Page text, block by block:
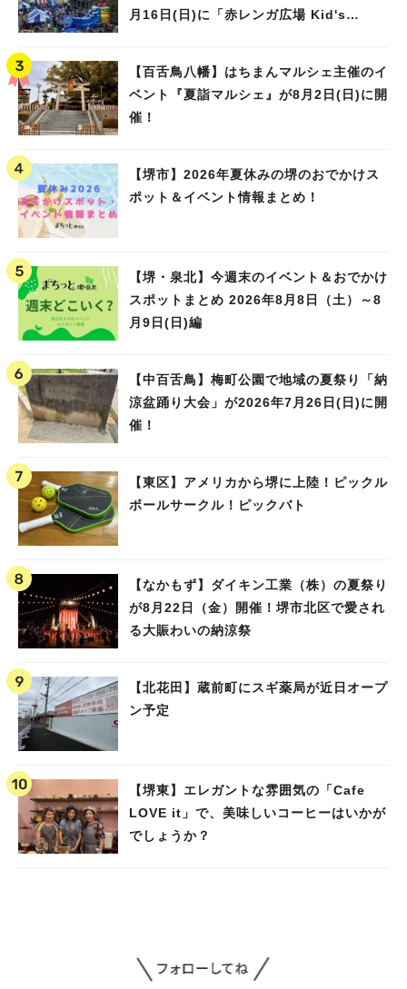
月16日(日)に「赤レンガ広場 Kid's
【百舌鳥八幡】はちまんマルシェ主催のイ
ベント『夏詣マルシェ』が8月2日(日)に開
催！
【堺市】2026年夏休みの堺のおでかけス
ポット＆イベント情報まとめ！
【堺・泉北】今週末のイベント＆おでかけ
スポットまとめ 2026年8月8日（土）～8
月9日(日)編
【中百舌鳥】梅町公園で地域の夏祭り「納
涼盆踊り大会」が2026年7月26日(日)に開
催！
【東区】アメリカから堺に上陸！ピックル
ボールサークル！ピックバト
【なかもず】ダイキン工業（株）の夏祭り
が8月22日（金）開催！堺市北区で愛され
る大賑わいの納涼祭
【北花田】蔵前町にスギ薬局が近日オープ
ン予定
【堺東】エレガントな雰囲気の「Cafe
LOVE it」で、美味しいコーヒーはいかが
でしょうか？